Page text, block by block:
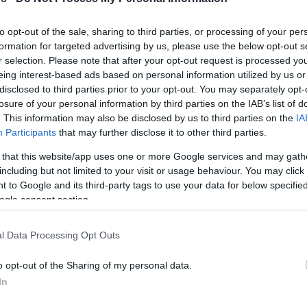
opt-out of the sale, sharing to third parties, or processing of your
for targeted advertising by us, please use the below opt-out
selection. Please note that after your opt-out request is processed
interest-based ads based on personal information utilized by us
to third parties prior to your opt-out. You may separately
of your personal information by third parties on the IAB’s list of
This information may also be disclosed by us to third parties on the
Participants that may further disclose it to other third parties.
that this website/app uses one or more Google services and may
but not limited to your visit or usage behaviour. You may
to Google and its third-party tags to use your data for below
consent section.
Data Processing Opt Outs
opt-out of the Sharing of my personal data.
By Eurohoops
team/info@eurohoops.net
Nach der Niederlage in der
EuroLeague-Niederlage gegen Khimki
Moskau Region – stand nun wieder
das Tagesgeschäft für den Meister an
und am 5.BBL-Spieltag mühte sich der
FC Bayern München zum 90:82
Triumph in Würzburg.
Head Coach Dennis Wucherer eine
und führte zur Halbzeit mit 43:42. Bis dato
Punkte und auch vier Assists auf. Der
der Kabine und schüttelte den Rost der